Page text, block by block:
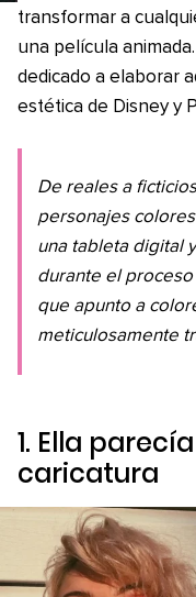
transformar a
una película
dedicado a elaborar
estética de Disney y
De reales a
personajes
una tableta digital
durante el
que apunto a
meticulosamente
1. Ella
caricatura